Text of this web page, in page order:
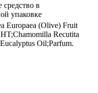
средство в
упаковке
Europaea (Olive) Fruit
Recutita
Oil;Parfum.